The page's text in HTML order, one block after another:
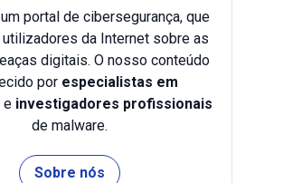
portal de cibersegurança, que
da Internet sobre as
digitais. O nosso conteúdo
por especialistas em
e investigadores profissionais
de malware.
Sobre nós